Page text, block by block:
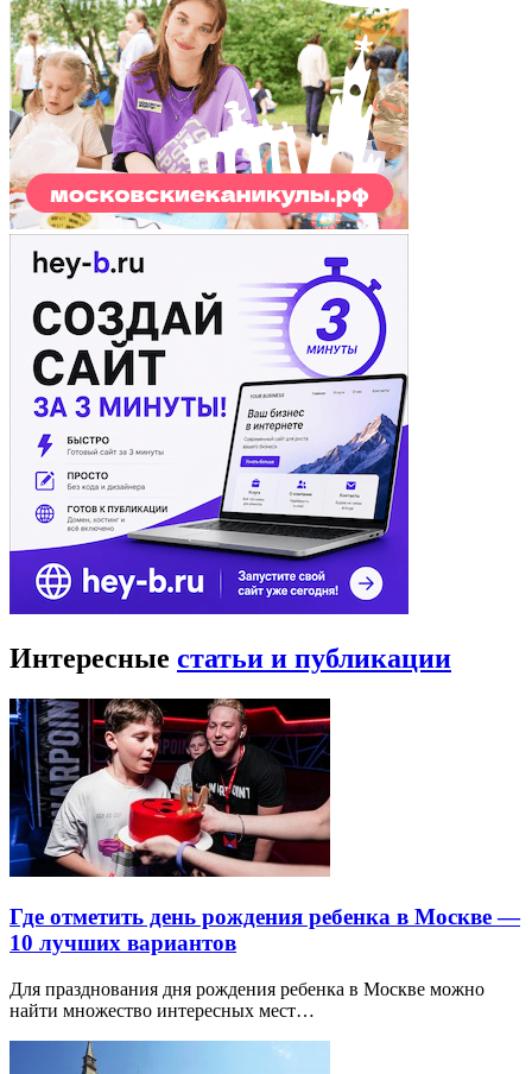
Интересные статьи и публикации
Где отметить день рождения ребенка в Москве —
10 лучших вариантов
Для празднования дня рождения ребенка в Москве можно
найти множество интересных мест…